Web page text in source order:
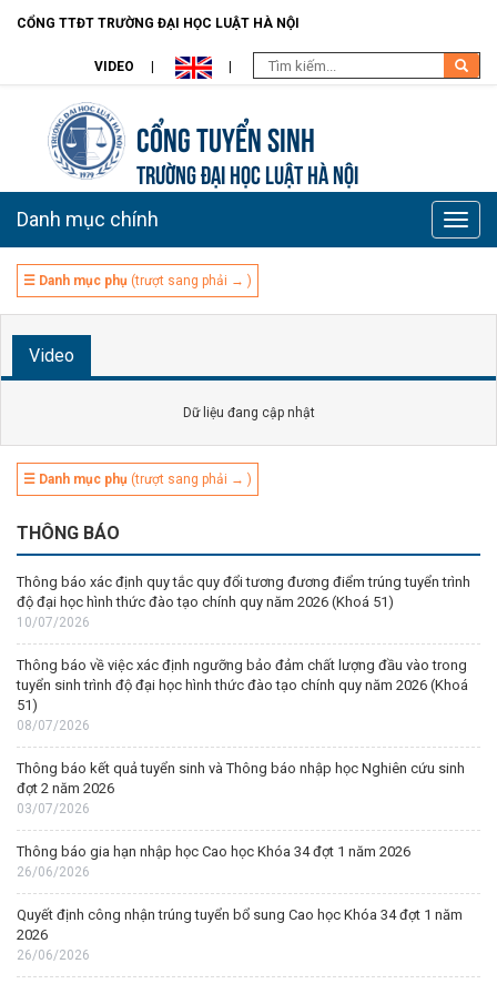
CỔNG TTĐT TRƯỜNG ĐẠI HỌC LUẬT HÀ NỘI
VIDEO
Cổng tuyển sinh
TRƯỜNG ĐẠI HỌC LUẬT HÀ NỘI
Toggle
Danh mục chính
☰ Danh mục phụ (trượt sang phải → )
Video
Dữ liệu đang cập nhật
☰ Danh mục phụ (trượt sang phải → )
THÔNG BÁO
Thông báo xác định quy tắc quy đổi tương đương điểm trúng tuyển trình
độ đại học hình thức đào tạo chính quy năm 2026 (Khoá 51)
10/07/2026
Thông báo về việc xác định ngưỡng bảo đảm chất lượng đầu vào trong
tuyển sinh trình độ đại học hình thức đào tạo chính quy năm 2026 (Khoá
51)
08/07/2026
Thông báo kết quả tuyển sinh và Thông báo nhập học Nghiên cứu sinh
đợt 2 năm 2026
03/07/2026
Thông báo gia hạn nhập học Cao học Khóa 34 đợt 1 năm 2026
26/06/2026
Quyết định công nhận trúng tuyển bổ sung Cao học Khóa 34 đợt 1 năm
2026
26/06/2026